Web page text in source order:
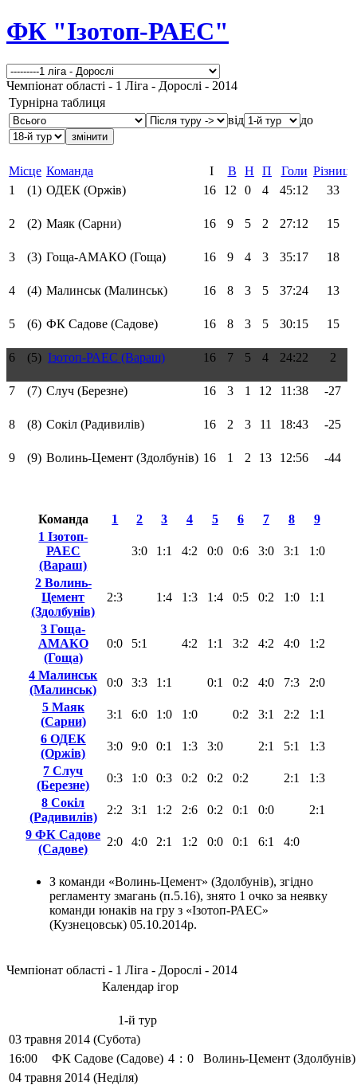
ФК "Ізотоп-РАЕС"
Чемпіонат області - 1 Ліга - Дорослі - 2014
Турнірна таблиця
від
до
Місце Команда І В Н П Голи Різниця
1
(1) ОДЕК (Оржів) 16 12 0 4 45:12 33
2 (2) Маяк (Сарни) 16 9 5 2 27:12 15
3 (3) Гоща-АМАКО (Гоща) 16 9 4 3 35:17 18
4 (4) Малинськ (Малинськ) 16 8 3 5 37:24 13
5 (6) ФК Садове (Садове) 16 8 3 5 30:15 15
6 (5) Ізотоп-РАЕС (Вараш) 16 7 5 4 24:22 2
7 (7) Случ (Березне) 16 3 1 12 11:38 -27
8 (8) Сокіл (Радивилів) 16 2 3 11 18:43 -25
9 (9) Волинь-Цемент (Здолбунів) 16 1 2 13 12:56 -44
Команда 1 2 3 4 5 6 7 8
9
1 Ізотоп-
РАЕС
(Вараш)
3:0 1:1 4:2 0:0 0:6 3:0 3:1 1:0
2 Волинь-
Цемент
(Здолбунів)
2:3 1:4 1:3 1:4 0:5 0:2 1:0 1:1
3 Гоща-
АМАКО
(Гоща)
0:0 5:1 4:2 1:1 3:2 4:2 4:0 1:2
4 Малинськ
(Малинськ)
0:0 3:3 1:1 0:1 0:2 4:0 7:3
2:0
5 Маяк
(Сарни)
3:1 6:0 1:0 1:0 0:2 3:1 2:2
1:1
6 ОДЕК
(Оржів)
3:0 9:0 0:1 1:3 3:0 2:1 5:1
1:3
7 Случ
(Березне)
0:3 1:0 0:3 0:2 0:2 0:2 2:1
1:3
8 Сокіл
(Радивилів)
2:2 3:1 1:2 2:6 0:2 0:1 0:0
2:1
9 ФК Садове
(Садове)
2:0 4:0 2:1 1:2 0:0 0:1 6:1 4:0
З команди «Волинь-Цемент» (Здолбунів), згідно
регламенту змагань (п.5.16), знято 1 очко за неявку
команди юнаків на гру з «Ізотоп-РАЕС»
(Кузнецовськ) 05.10.2014р.
Чемпіонат області - 1 Ліга - Дорослі - 2014
Календар ігор
1-й тур
03 травня 2014 (Субота)
16:00
ФК Садове (Садове) 4 : 0
Волинь-Цемент (Здолбунів)
04 травня 2014 (Неділя)